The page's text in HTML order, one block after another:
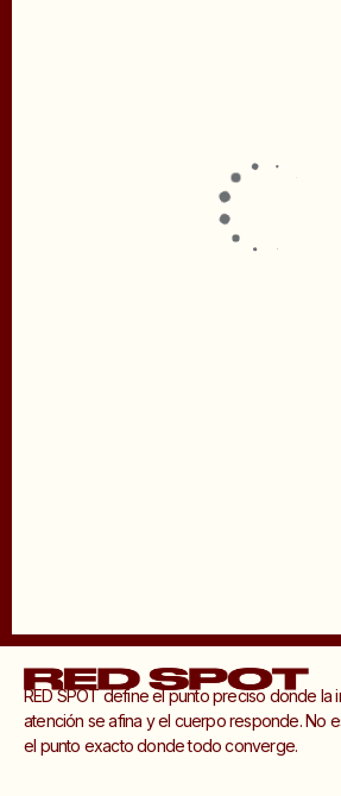
RED SPOT define el punto preciso donde la
atención se afina y el cuerpo responde. No
el punto exacto donde todo converge.